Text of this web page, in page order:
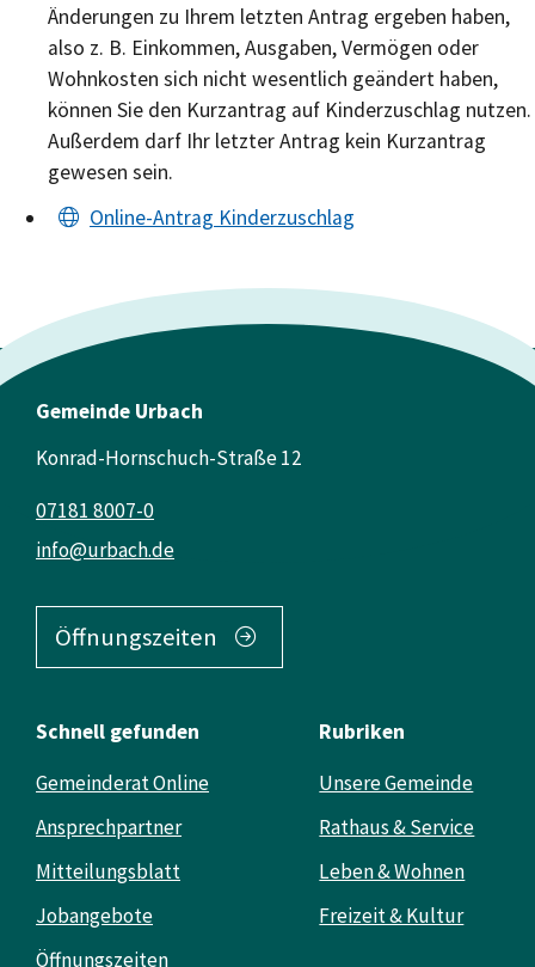
Änderungen zu Ihrem letzten Antrag ergeben haben,
also z. B. Einkommen, Ausgaben, Vermögen oder
Wohnkosten sich nicht wesentlich geändert haben,
können Sie den Kurzantrag auf Kinderzuschlag nutzen.
Außerdem darf Ihr letzter Antrag kein Kurzantrag
gewesen sein.
Online-Antrag Kinderzuschlag
Gemeinde Urbach
Konrad-Hornschuch-Straße 12
info@urbach.de
07181 8007-0
Öffnungszeiten
Schnell gefunden
Gemeinderat Online
Ansprechpartner
Mitteilungsblatt
Jobangebote
Öffnungszeiten
Rubriken
Unsere Gemeinde
Rathaus & Service
Leben & Wohnen
Freizeit & Kultur